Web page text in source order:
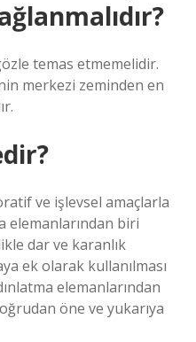
temas etmemelidir.
merkezi zeminden en
ve işlevsel amaçlarla
elemanlarından biri
dar ve karanlık
ek olarak kullanılması
elemanlarından
öne ve yukarıya